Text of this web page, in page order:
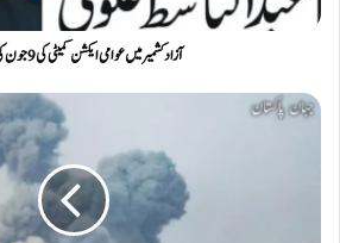
آزاد کشمیر میں عوامی ایکشن کمیٹی کی 9جون کی ہڑتال